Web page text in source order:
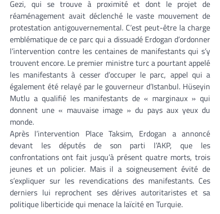
Gezi, qui se trouve à proximité et dont le projet de
réaménagement avait déclenché le vaste mouvement de
protestation antigouvernemental. C’est peut-être la charge
emblématique de ce parc qui a dissuadé Erdogan d’ordonner
l’intervention contre les centaines de manifestants qui s’y
trouvent encore. Le premier ministre turc a pourtant appelé
les manifestants à cesser d’occuper le parc, appel qui a
également été relayé par le gouverneur d’Istanbul. Hüseyin
Mutlu a qualifié les manifestants de « marginaux » qui
donnent une « mauvaise image » du pays aux yeux du
monde.
Après l’intervention Place Taksim, Erdogan a annoncé
devant les députés de son parti l’AKP, que les
confrontations ont fait jusqu’à présent quatre morts, trois
jeunes et un policier. Mais il a soigneusement évité de
s’expliquer sur les revendications des manifestants. Ces
derniers lui reprochent ses dérives autoritaristes et sa
politique liberticide qui menace la laïcité en Turquie.